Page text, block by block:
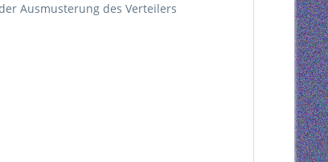
Ausmusterung des Verteilers